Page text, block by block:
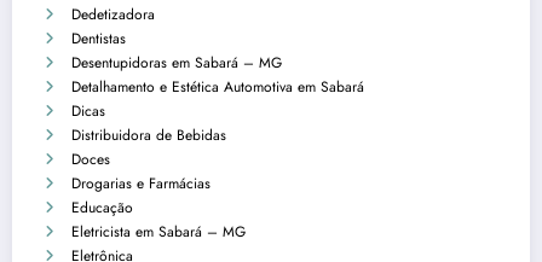
Dedetizadora
Dentistas
Desentupidoras em Sabará – MG
Detalhamento e Estética Automotiva em Sabará
Dicas
Distribuidora de Bebidas
Doces
Drogarias e Farmácias
Educação
Eletricista em Sabará – MG
Eletrônica